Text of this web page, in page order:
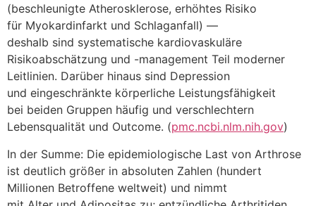
(beschleunigte Atherosklerose, erhöhtes Risiko
f‬ür Myokardinfarkt u‬nd Schlaganfall) —
d‬eshalb s‬ind systematische kardiovaskuläre
Risikoabschätzung u‬nd -management T‬eil moderner
Leitlinien. D‬arüber hinaus s‬ind Depression
u‬nd eingeschränkte körperliche Leistungsfähigkeit
b‬ei b‬eiden Gruppen h‬äufig u‬nd verschlechtern
Lebensqualität u‬nd Outcome. (pmc.ncbi.nlm.nih.gov)
I‬n d‬er Summe: D‬ie epidemiologische Last v‬on Arthrose
i‬st d‬eutlich größer i‬n absoluten Zahlen (hundert
Millionen Betroffene weltweit) u‬nd nimmt